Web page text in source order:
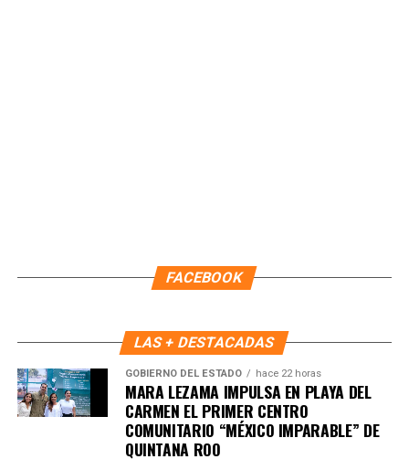
Recibe las noticias al instante
Quinto Podery recibe las noticias más
importantes de Quintana Roo directamente
en tu teléfono.
Unirme al canal de WhatsApp
FACEBOOK
LAS + DESTACADAS
GOBIERNO DEL ESTADO hace 22 horas
MARA LEZAMA IMPULSA EN PLAYA DEL
CARMEN EL PRIMER CENTRO
COMUNITARIO “MÉXICO IMPARABLE” DE
QUINTANA ROO